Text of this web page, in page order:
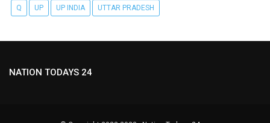
Q UP UP INDIA UTTAR PRADESH
NATION TODAYS 24